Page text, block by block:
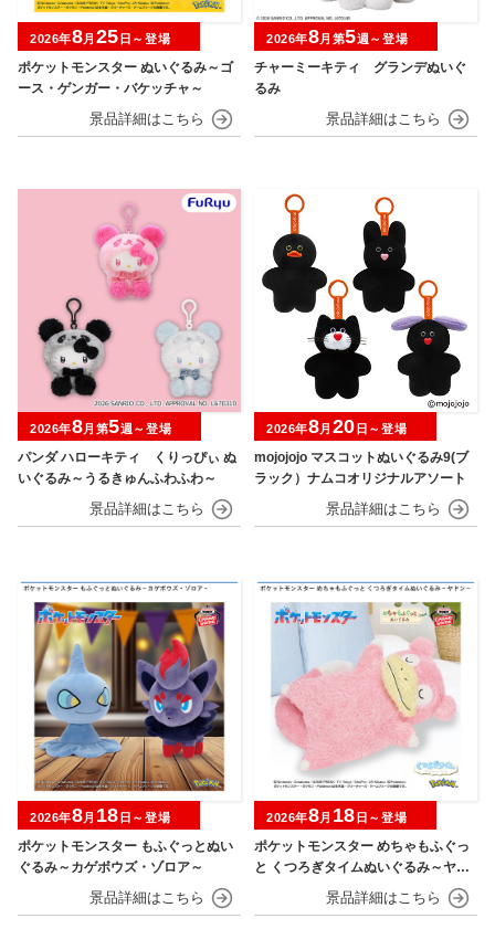
ポケットモンスター ぬいぐるみ～ゴ
ース・ゲンガー・バケッチャ～
2026年8月 25 日～登場
チャーミーキティ グランデぬいぐ
るみ
2026年8月第5週～登場
パンダ ハローキティ くりっぴぃ ぬ
いぐるみ～うるきゅんふわふわ～
2026年8月第5週～登場
mojojojo マスコットぬいぐるみ9(ブ
ラック）ナムコオリジナルアソート
2026年8月 20 日～登場
ポケットモンスター もふぐっとぬい
ぐるみ～カゲボウズ・ゾロア～
2026年8月 18 日～登場
ポケットモンスター めちゃもふぐっ
と くつろぎタイムぬいぐるみ～ヤド
2026年8月 18 日～登場